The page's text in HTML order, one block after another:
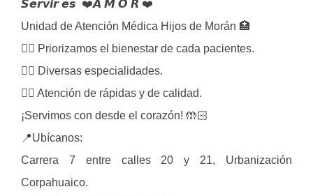
𝙎𝙚𝙧𝙫𝙞𝙧 𝙚𝙨 ❤️𝘼 𝙈 𝙊 𝙍 ❤️
Unidad de Atención Médica Hijos de Morán 🏥
👉🏻 Priorizamos el bienestar de cada pacientes.
👉🏻 Diversas especialidades.
👉🏻 Atención de rápidas y de calidad.
¡Servimos con desde el corazón! 🤲🏻
📍Ubícanos:
Carrera 7 entre calles 20 y 21, Urbanización
Corpahuaico.